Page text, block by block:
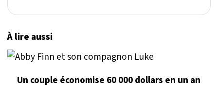
À lire aussi
Un couple économise 60 000 dollars en un an